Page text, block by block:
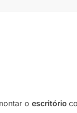
o escritório